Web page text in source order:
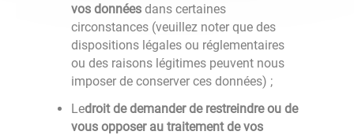
vos données dans certaines
circonstances (veuillez noter que des
dispositions légales ou réglementaires
ou des raisons légitimes peuvent nous
imposer de conserver ces données) ;
Ledroit de demander de restreindre ou de
vous opposer au traitement de vos